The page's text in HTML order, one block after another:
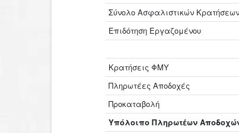
Σύνολο Ασφαλιστικών Κρατήσεων
Επιδότηση Εργαζομένου
Κρατήσεις ΦΜΥ
Πληρωτέες Αποδοχές
Προκαταβολή
Υπόλοιπο Πληρωτέων